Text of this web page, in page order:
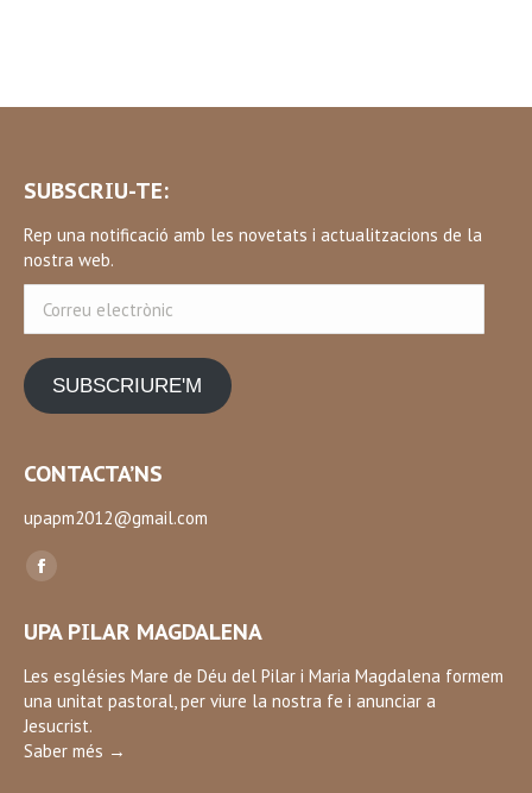
SUBSCRIU-TE:
Rep una notificació amb les novetats i actualitzacions de la
nostra web.
electrònic
SUBSCRIURE'M
CONTACTA’NS
upapm2012@gmail.com
Find us on:
Facebook
opens
in
new
window
UPA PILAR MAGDALENA
Les esglésies Mare de Déu del Pilar i Maria Magdalena formem
una unitat pastoral, per viure la nostra fe i anunciar a
Jesucrist.
Saber més →